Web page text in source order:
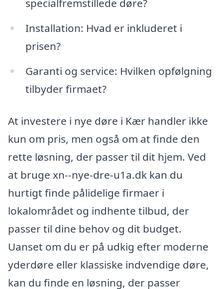
specialfremstillede døre?
Installation: Hvad er inkluderet i
prisen?
Garanti og service: Hvilken opfølgning
tilbyder firmaet?
At investere i nye døre i Kær handler ikke
kun om pris, men også om at finde den
rette løsning, der passer til dit hjem. Ved
at bruge xn--nye-dre-u1a.dk kan du
hurtigt finde pålidelige firmaer i
lokalområdet og indhente tilbud, der
passer til dine behov og dit budget.
Uanset om du er på udkig efter moderne
yderdøre eller klassiske indvendige døre,
kan du finde en løsning, der passer